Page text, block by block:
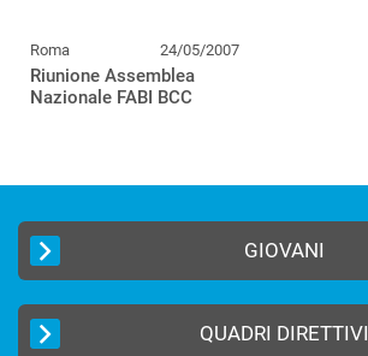
Roma 24/05/2007
Riunione Assemblea
Nazionale FABI BCC
GIOVANI
QUADRI DIRETTIVI